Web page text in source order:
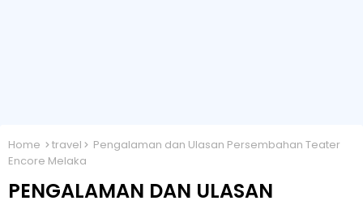
Home travel
Pengalaman dan Ulasan Persembahan Teater
Encore Melaka
PENGALAMAN DAN ULASAN